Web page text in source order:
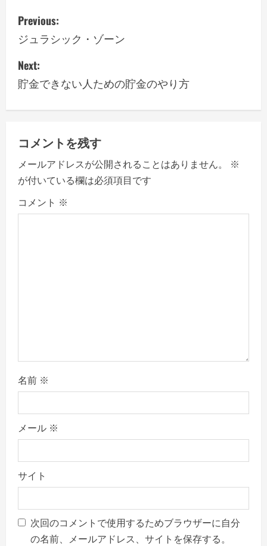
P
o
s
t
n
a
v
i
g
Previous:
ジュラシック・ゾーン
Next:
貯金できない人ための貯金のやり方
コメントを残す
メールアドレスが公開されることはありません。
※
が付いている欄は必須項目です
コメント ※
名前 ※
メール ※
サイト
次回のコメントで使用するためブラウザーに自分
の名前、メールアドレス、サイトを保存する。